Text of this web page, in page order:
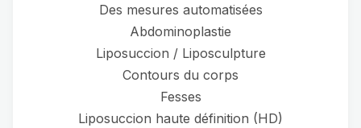
Des mesures automatisées
Abdominoplastie
Liposuccion / Liposculpture
Contours du corps
Fesses
Liposuccion haute définition (HD)